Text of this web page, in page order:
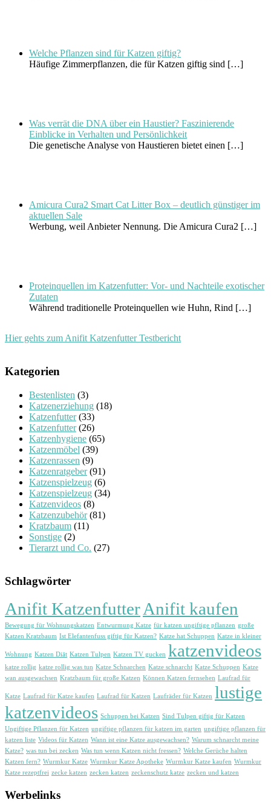
Welche Pflanzen sind für Katzen giftig?
Häufige Zimmerpflanzen, die für Katzen giftig sind […]
Was verrät die DNA über ein Haustier? Faszinierende
Einblicke in Verhalten und Persönlichkeit
Die genetische Analyse von Haustieren bietet einen […]
Amicura Cura2 Smart Cat Litter Box – deutlich günstiger im
aktuellen Sale
Werbung, weil Anbieter Nennung. Die Amicura Cura2 […]
Proteinquellen im Katzenfutter: Vor- und Nachteile exotischer
Zutaten
Während traditionelle Proteinquellen wie Huhn, Rind […]
Hier gehts zum Anifit Katzenfutter Testbericht
Kategorien
Bestenlisten (3)
Katzenerziehung (18)
Katzenfutter(33)
Katzenfutter(26)
Katzenhygiene (65)
Katzenmöbel (39)
Katzenrassen (9)
Katzenratgeber(91)
Katzenspielzeug (6)
Katzenspielzeug (34)
Katzenvideos (8)
Katzenzubehör(81)
Kratzbaum (11)
Sonstige (2)
Tierarzt und Co. (27)
Schlagwörter
Anifit KatzenfutterAnifit kaufen
Bewegung für Wohnungskatzen Entwurmung Katze für katzen ungiftige pflanzen große
Katzen Kratzbaum Ist Elefantenfuss giftig für Katzen? Katze hat Schuppen Katze in kleiner
Wohnung Katzen Diät Katzen Tulpen Katzen TV gucken katzenvideos
katze rollig katze rollig was tun Katze Schnarchen Katze schnarcht Katze Schuppen Katze
wan ausgewachsen Kratzbaum für große Katzen Können Katzen fernsehen Laufrad für
Katze Laufrad für Katze kaufen Laufrad für Katzen Laufräder für Katzen lustige
katzenvideos Schuppen bei Katzen Sind Tulpen giftig für Katzen
Ungiftige Pflanzen für Katzen ungiftige pflanzen für katzen im garten ungiftige pflanzen für
katzen liste Videos für Katzen Wann ist eine Katze ausgewachsen? Warum schnarcht meine
Katze? was tun bei zecken Was tun wenn Katzen nicht fressen? Welche Gerüche halten
Katzen fern? Wurmkur Katze Wurmkur Katze Apotheke Wurmkur Katze kaufen Wurmkur
Katze rezeptfrei zecke katzen zecken katzen zeckenschutz katze zecken und katzen
Werbelinks